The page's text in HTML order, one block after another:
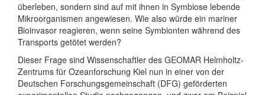
überleben, sondern sind auf mit ihnen in Symbiose lebende
Mikroorganismen angewiesen. Wie also würde ein mariner
Bioinvasor reagieren, wenn seine Symbionten während des
Transports getötet werden?
Dieser Frage sind Wissenschaftler des GEOMAR Helmholtz-
Zentrums für Ozeanforschung Kiel nun in einer von der
Deutschen Forschungsgemeinschaft (DFG) geförderten